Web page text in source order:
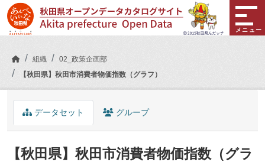
Skip to main content
メニュー
組織
02_政策企画部
【秋田県】秋田市消費者物価指数（グラフ）
データセット グループ
【秋田県】秋田市消費者物価指数（グラ